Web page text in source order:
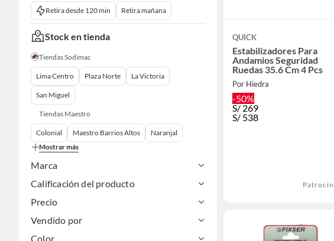
Retira desde 120 min Retira mañana
Stock en tienda
Tiendas Sodimac
Lima Centro Plaza Norte La Victoria
San Miguel
Tiendas Maestro
Colonial Maestro Barrios Altos
Naranjal
Mostrar más
Marca
Calificación del producto
Precio
Vendido por
Color
QUICK
Estabilizadores Para
Andamios Seguridad
Ruedas 35.6 Cm 4 Pcs
Por Hiedra
-50%
S/ 269
S/ 538